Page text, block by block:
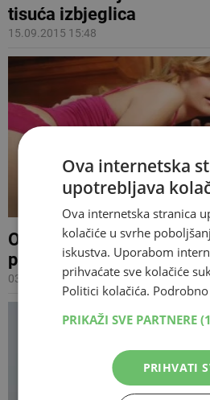
tisuća izbjeglica
15.09.2015 15:48
Ove stvari nikada
prije i nakon seksa
03.08.2015 16:04
Ova internetska
upotrebljava
Ova internetska stranica
kolačiće u svrhe
iskustva. Uporabom
prihvaćate sve kolačiće
Politici kolačića. Podrobno
PRIKAŽI SVE PARTNERE
PRIHVATI